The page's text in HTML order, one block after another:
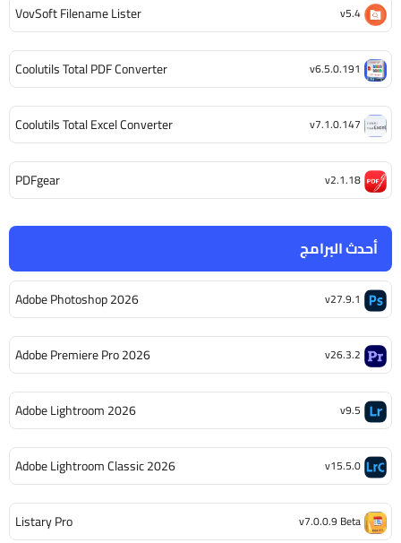
أحدث البرامج
Adobe Photoshop 2026 v27.9.1
Adobe Premiere Pro 2026 v26.3.2
Adobe Lightroom 2026 v9.5
Adobe Lightroom Classic 2026 v15.5.0
Listary Pro v7.0.0.9 Beta
VovSoft Filename Lister v5.4
Coolutils Total PDF Converter v6.5.0.191
Coolutils Total Excel Converter v7.1.0.147
PDFgear v2.1.18